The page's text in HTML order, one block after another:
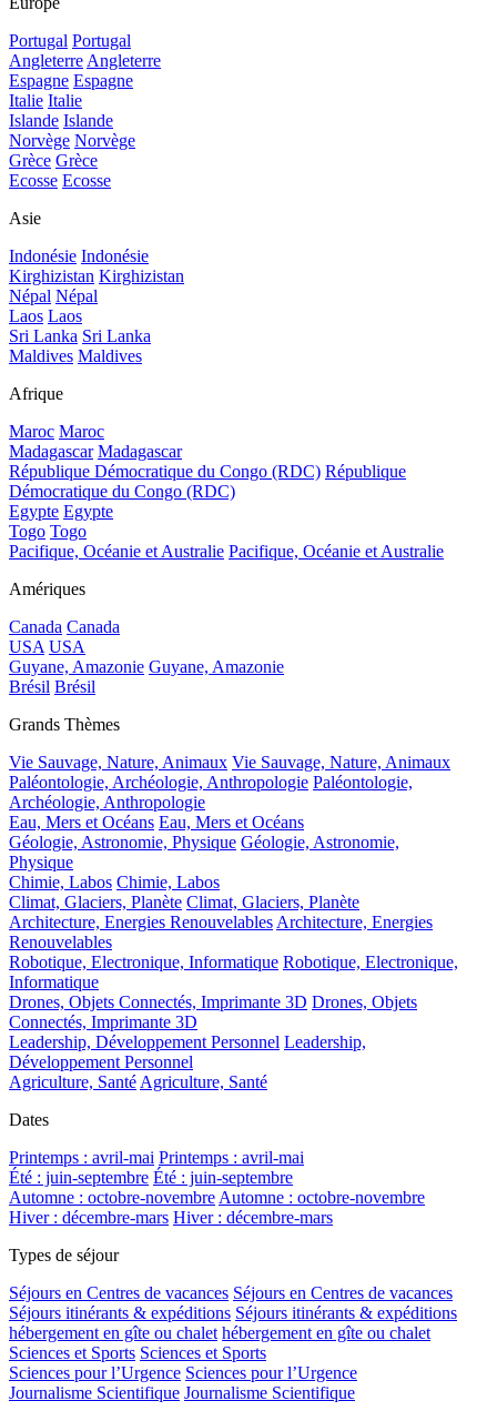
Portugal Portugal
AngleterreAngleterre
Espagne Espagne
Italie Italie
Islande Islande
Norvège Norvège
Grèce Grèce
Ecosse Ecosse
Asie
Indonésie Indonésie
Kirghizistan Kirghizistan
Népal Népal
Laos Laos
Sri Lanka Sri Lanka
Maldives Maldives
Afrique
Maroc Maroc
Madagascar Madagascar
République Démocratique du Congo (RDC) République
Démocratique du Congo (RDC)
Egypte Egypte
Togo Togo
Pacifique, Océanie et Australie Pacifique, Océanie et Australie
Amériques
Canada Canada
USA USA
Guyane, Amazonie Guyane, Amazonie
Brésil Brésil
Grands Thèmes
Vie Sauvage, Nature, Animaux Vie Sauvage, Nature, Animaux
Paléontologie, Archéologie, Anthropologie Paléontologie,
Archéologie, Anthropologie
Eau, Mers et Océans Eau, Mers et Océans
Géologie, Astronomie, Physique Géologie, Astronomie,
Physique
Chimie, Labos Chimie, Labos
Climat, Glaciers, Planète Climat, Glaciers, Planète
Architecture, Energies RenouvelablesArchitecture, Energies
Renouvelables
Robotique, Electronique, Informatique Robotique, Electronique,
Informatique
Drones, Objets Connectés, Imprimante 3D Drones, Objets
Connectés, Imprimante 3D
Leadership, Développement Personnel Leadership,
Développement Personnel
Agriculture, SantéAgriculture, Santé
Dates
Printemps : avril-mai Printemps : avril-mai
Été : juin-septembre Été : juin-septembre
Automne : octobre-novembreAutomne : octobre-novembre
Hiver : décembre-mars Hiver : décembre-mars
Types de séjour
Séjours en Centres de vacances Séjours en Centres de vacances
Séjours itinérants & expéditions Séjours itinérants & expéditions
hébergement en gîte ou chalet hébergement en gîte ou chalet
Sciences et Sports Sciences et Sports
Sciences pour l’Urgence Sciences pour l’Urgence
Journalisme Scientifique Journalisme Scientifique